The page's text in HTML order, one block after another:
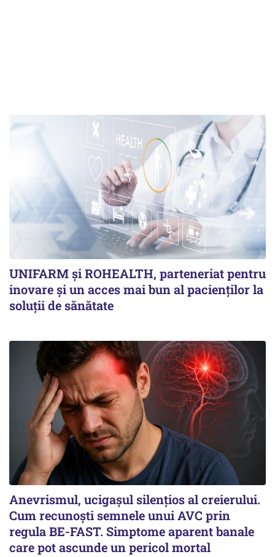
UNIFARM și ROHEALTH, parteneriat pentru
inovare și un acces mai bun al pacienților la
soluții de sănătate
Anevrismul, ucigașul silențios al creierului.
Cum recunoști semnele unui AVC prin
regula BE-FAST. Simptome aparent banale
care pot ascunde un pericol mortal